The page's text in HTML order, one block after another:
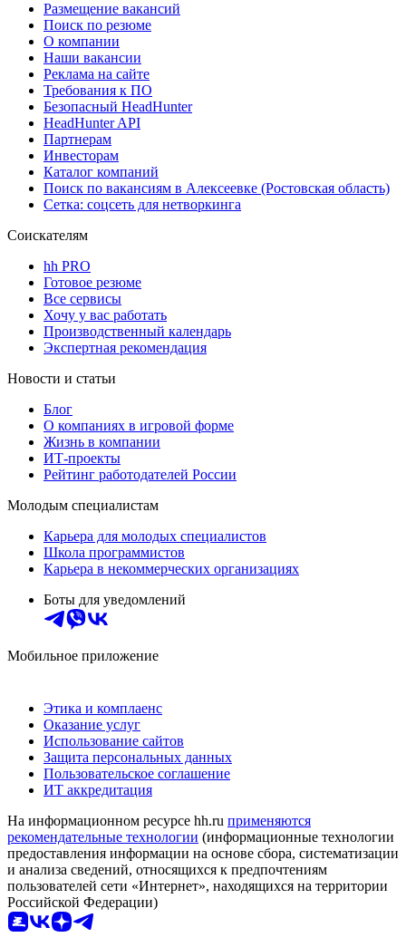
Размещение вакансий
Поиск по резюме
О компании
Наши вакансии
Реклама на сайте
Требования к ПО
Безопасный HeadHunter
HeadHunter API
Партнерам
Инвесторам
Каталог компаний
Поиск по вакансиям в Алексеевке (Ростовская область)
Сетка: соцсеть для нетворкинга
Соискателям
hh PRO
Готовое резюме
Все сервисы
Хочу у вас работать
Производственный календарь
Экспертная рекомендация
Новости и статьи
Блог
О компаниях в игровой форме
Жизнь в компании
ИТ-проекты
Рейтинг работодателей России
Молодым специалистам
Карьера для молодых специалистов
Школа программистов
Карьера в некоммерческих организациях
Боты для уведомлений
Мобильное приложение
Этика и комплаенс
Оказание услуг
Использование сайтов
Защита персональных данных
Пользовательское соглашение
ИТ аккредитация
На информационном ресурсе hh.ru применяются
рекомендательные технологии (информационные технологии
предоставления информации на основе сбора, систематизации
и анализа сведений, относящихся к предпочтениям
пользователей сети «Интернет», находящихся на территории
Российской Федерации)